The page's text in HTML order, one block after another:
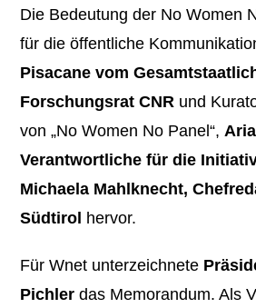
Die Bedeutung der No Women
für die öffentliche
Pisacane vom
Forschungsrat CNR und
von „No Women No Panel“,
Verantwortliche für die
Michaela Mahlknecht,
Südtirol hervor.
Für Wnet unterzeichnete
Pichler das Memorandum. Als